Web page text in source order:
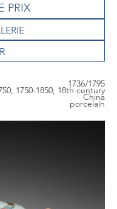
PRIX
1736/1795
1750-1850, 18th century
China
porcelain